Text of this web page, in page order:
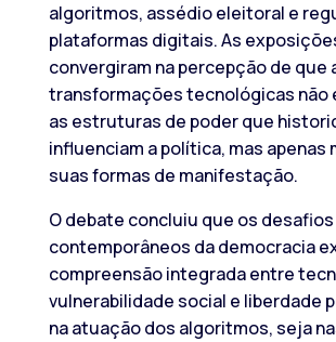
algoritmos, assédio eleitoral e
plataformas digitais. As
convergiram na percepção de que
transformações tecnológicas não
as estruturas de poder que
influenciam a política, mas apenas
suas formas de manifestação.
O debate concluiu que os desafios
contemporâneos da democracia
compreensão integrada entre
vulnerabilidade social e liberdade
na atuação dos algoritmos, seja